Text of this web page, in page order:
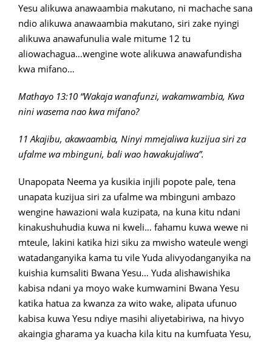
Yesu alikuwa anawaambia makutano, ni machache sana
ndio alikuwa anawaambia makutano, siri zake nyingi
alikuwa anawafunulia wale mitume 12 tu
aliowachagua…wengine wote alikuwa anawafundisha
kwa mifano…
Mathayo 13:10 “Wakaja wanafunzi, wakamwambia, Kwa
nini wasema nao kwa mifano?
11 Akajibu, akawaambia, Ninyi mmejaliwa kuzijua siri za
ufalme wa mbinguni, bali wao hawakujaliwa”.
Unapopata Neema ya kusikia injili popote pale, tena
unapata kuzijua siri za ufalme wa mbinguni ambazo
wengine hawazioni wala kuzipata, na kuna kitu ndani
kinakushuhudia kuwa ni kweli… fahamu kuwa wewe ni
mteule, lakini katika hizi siku za mwisho wateule wengi
watadanganyika kama tu vile Yuda alivyodanganyika na
kuishia kumsaliti Bwana Yesu… Yuda alishawishika
kabisa ndani ya moyo wake kumwamini Bwana Yesu
katika hatua za kwanza za wito wake, alipata ufunuo
kabisa kuwa Yesu ndiye masihi aliyetabiriwa, na hivyo
akaingia gharama ya kuacha kila kitu na kumfuata Yesu,